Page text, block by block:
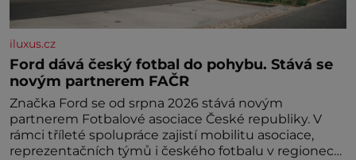
iluxus.cz
Ford dává český fotbal do pohybu. Stává se
novým partnerem FAČR
Značka Ford se od srpna 2026 stává novým
partnerem Fotbalové asociace České republiky. V
rámci tříleté spolupráce zajistí mobilitu asociace,
reprezentačních týmů i českého fotbalu v regionech.